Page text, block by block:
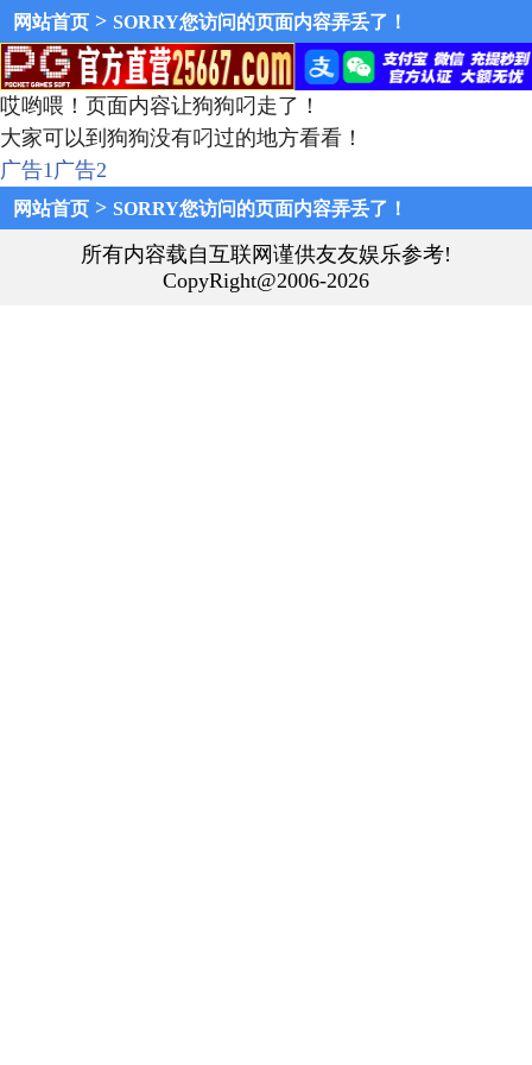
网站首页 > SORRY您访问的页面内容弄丢了！
哎哟喂！页面内容让狗狗叼走了！
大家可以到狗狗没有叼过的地方看看！
广告1广告2
网站首页 > SORRY您访问的页面内容弄丢了！
所有内容载自互联网谨供友友娱乐参考!
CopyRight@2006-2026